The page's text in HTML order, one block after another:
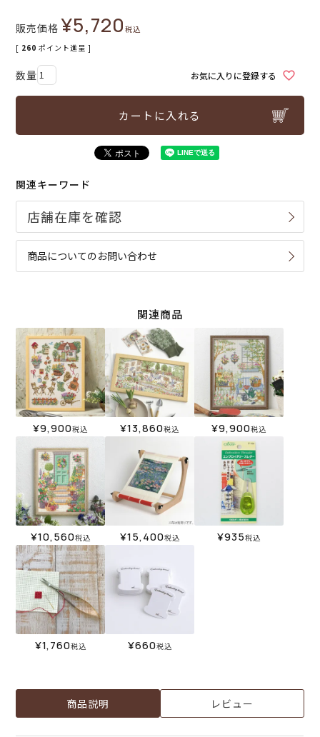
販売価格 ¥5,720税込
[ 260 ポイント進呈 ]
お気に入りに登録する
カートに入れる
関連キーワード
商品についてのお問い合わせ
関連商品
¥9,900税込 ¥13,860税込 ¥9,900税込
¥10,560税込 ¥15,400税込 ¥935税込
¥1,760税込 ¥660税込
商品説明 レビュー